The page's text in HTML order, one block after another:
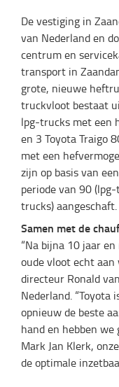
De vestiging in
van Nederland en
centrum en
transport in
grote, nieuwe
truckvloot bestaat
lpg-trucks met een
en 3 Toyota Traigo
met een
zijn op basis van
periode van 90
trucks) aangeschaft.
Samen met de
“Na bijna 10 jaar
oude vloot echt
directeur Ronald
Nederland. “Toyota
opnieuw de beste
hand en hebben
Mark Jan Klerk,
de optimale